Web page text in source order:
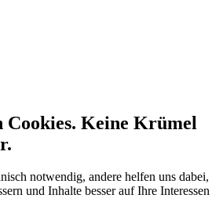
Cookies. Keine Krümel
notwendig, andere helfen uns dabei,
und Inhalte besser auf Ihre Interessen